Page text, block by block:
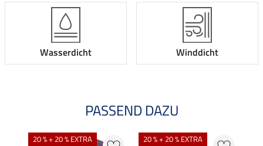
Wasserdicht Winddicht
PASSEND DAZU
20 % + 20 % EXTRA 20 % + 20 % EXTRA